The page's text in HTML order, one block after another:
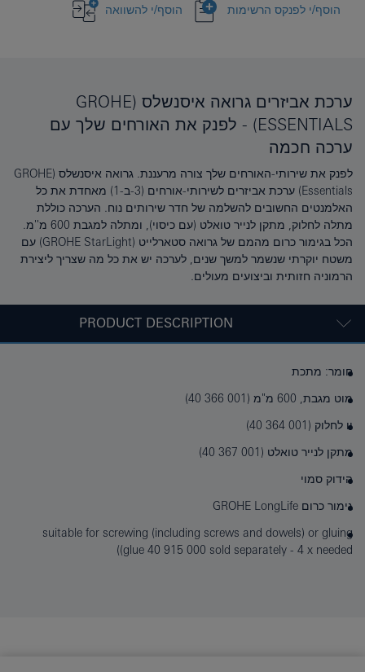
הוסף/י לפנקס הרשימות הוסף/י להשוואה
ערכת אביזרים גרואה איסנשלס (GROHE
ESSENTIALS) - לפנק את האורחים שלך עם
ערכה חכמה
לפנק את שירותי-האורחים שלך צורה מרעננת. גרואה איסנשלס (GROHE
Essentials) ערכת אביזרים לשירותי-אורחים (3-ב-1) מאחדת את כל
האלמנטים החשובים להשלמה של חדר שירותים נוח. הערכה כוללת
מתלה לחלוק, מתקן לנייר טואלט (עם כיסוי), ומתלה למגבת 600 מ''מ.
הכל בגימור כרום מהמם של גרואה סטארלייט (GROHE StarLight) עם
משטח יוקרתי שנשמר למשך שנים, לערכה יש את כל מה שצריך ליצירת
הרמוניה חזותית וביצועים מעולים.
PRODUCT DESCRIPTION
חומר: מתכת
מוט מגבת, 600 מ"מ (‎40 366 001)
וו לחלוק (‎40 364 001)
מתקן לנייר טואלט (‎40 367 001)
הידוק סמוי
גימור כרום GROHE LongLife
suitable for screwing (including screws and dowels) or gluing
(glue 40 915 000 sold separately - 4 x needed)